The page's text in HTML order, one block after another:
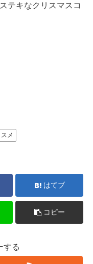
テキなクリスマスコ
メ
はてブ
コピー
する